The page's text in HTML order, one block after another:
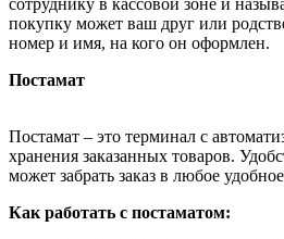
сотруднику в кассовой зоне и
покупку может ваш друг или
номер и имя, на кого он оформлен.
Постамат
Постамат – это терминал с
хранения заказанных товаров.
может забрать заказ в любое
Как работать с постаматом: